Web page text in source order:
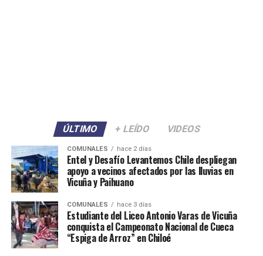
ÚLTIMO + LEÍDO VIDEOS
COMUNALES hace 2 días
Entel y Desafío Levantemos Chile despliegan
apoyo a vecinos afectados por las lluvias en
Vicuña y Paihuano
COMUNALES hace 3 días
Estudiante del Liceo Antonio Varas de Vicuña
conquista el Campeonato Nacional de Cueca
“Espiga de Arroz” en Chiloé